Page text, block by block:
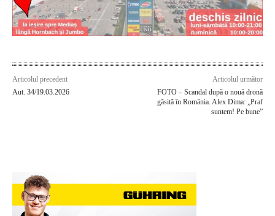
Articolul precedent
Aut. 34/19.03.2026
Articolul următor
FOTO – Scandal după o nouă dronă
găsită în România. Alex Dima: „Praf
suntem! Pe bune”